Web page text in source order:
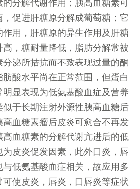
分解代谢作用；胰高血糖素可
，促进肝糖原分解成葡萄糖；它
作用，肝糖原的异生作用及肝糖
高，糖耐量降低，脂肪分解常被
泌所拮抗而不致表现过量的酮
酸水平尚在正常范围，但蛋白
明显表现为低氨基酸血症及营养
似于长期注射外源性胰高血糖后
高血糖素瘤后皮炎可愈合不再发
高血糖素的分解代谢亢进后的低
为皮炎促发因素，此外口炎，唇
低氨基酸血症相关，故应用多
使皮炎，唇炎，口唇炎等症状